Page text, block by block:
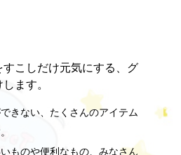
こしだけ元気にする、グ
ます。
きない、たくさんのアイテム
ものや便利なもの、みなさん